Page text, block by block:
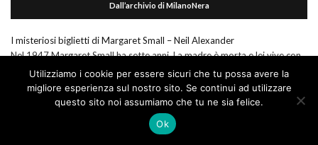
Dall’archivio di MilanoNera
I misteriosi biglietti di Margaret Small – Neil Alexander
Nel 1947 Margaret Small ha sette anni. La madre è morta e lei vive con
Le guerre del clima
Terra. 2018-2175. Il 69enne giornalista canadese (residente a Londra)
Gwynne Dyer propone Le guerre del …
Utilizziamo i cookie per essere sicuri che tu possa avere la
migliore esperienza sul nostro sito. Se continui ad utilizzare
questo sito noi assumiamo che tu ne sia felice.
Ok